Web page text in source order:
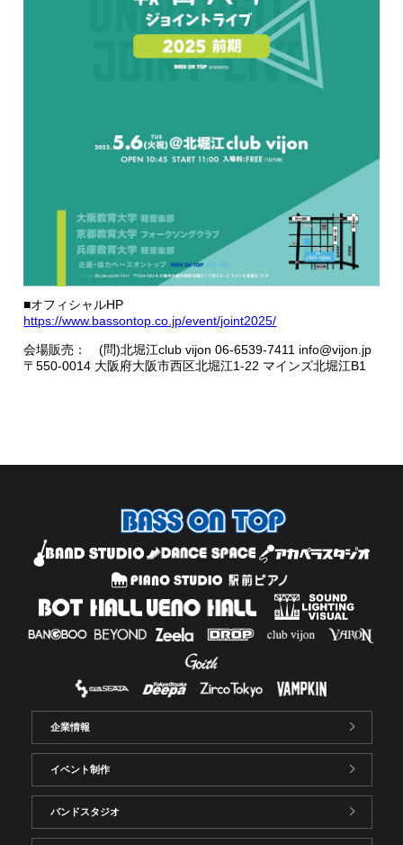
■オフィシャルHP
https://www.bassontop.co.jp/event/joint2025/
会場販売： (問)北堀江club vijon 06-6539-7411 info@vijon.jp
〒550-0014 大阪府大阪市西区北堀江1-22 マインズ北堀江B1
企業情報
イベント制作
バンドスタジオ